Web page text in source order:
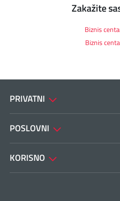
Zakažite
Biznis
Biznis
PRIVATNI
POSLOVNI
KORISNO